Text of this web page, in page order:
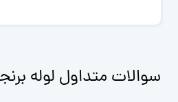
سوالات متداول لوله